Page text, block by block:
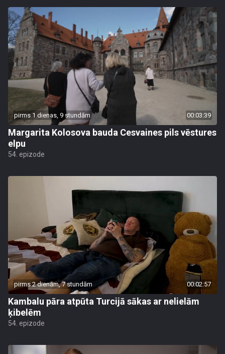
pirms 1 dienas, 9 stundām 00:03:39
Margarita Kolosova bauda Cesvaines pils vēstures
elpu
54. epizode
pirms 2 dienām, 7 stundām 00:02:57
Kambalu pāra atpūta Turcijā sākas ar nelielām
ķibelēm
54. epizode